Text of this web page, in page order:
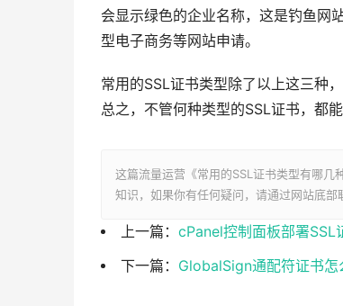
会显示绿色的企业名称，这是钓鱼网
型电子商务等网站申请。
常用的SSL证书类型除了以上这三种
总之，不管何种类型的SSL证书，都
这篇流量运营《常用的SSL证书类型有哪几
知识，如果你有任何疑问，请通过网站底部
上一篇： cPanel控制面板部署SSL
下一篇： GlobalSign通配符证书